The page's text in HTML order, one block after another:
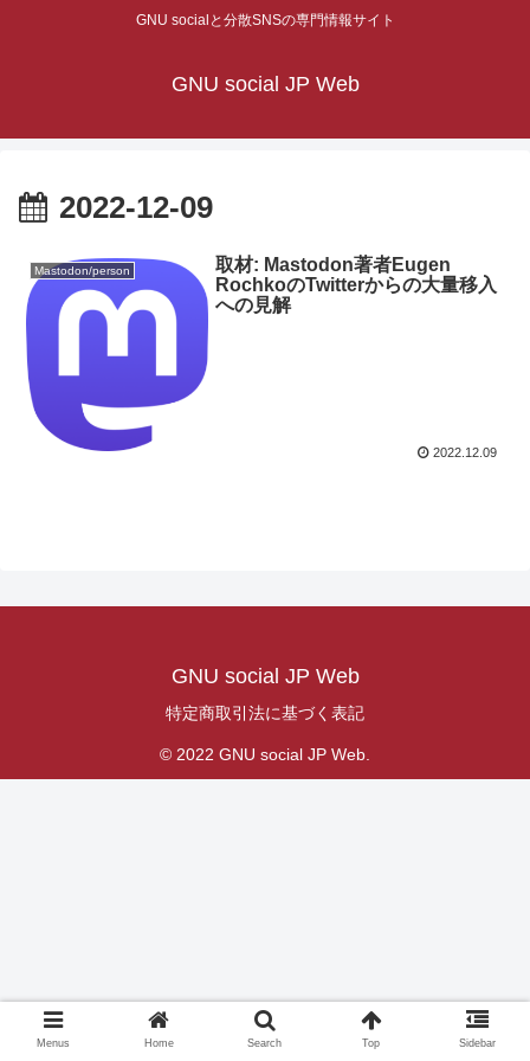
GNU socialと分散SNSの専門情報サイト
GNU social JP Web
2022-12-09
Mastodon/person
取材: Mastodon著者Eugen
RochkoのTwitterからの大量移入
への見解
2022.12.09
GNU social JP Web
特定商取引法に基づく表記
© 2022 GNU social JP Web.
Menus Home Search Top Sidebar